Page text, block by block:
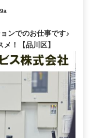
ンでのお仕事です♪
！【品川区】